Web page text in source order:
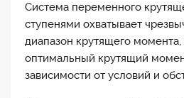
Как правило, натяжение
повороте ручки регулировки
часовой стрелке, что
ручки. Эта трудность
плавной системе
Система переменного
ступенями охватывает
диапазон крутящего
оптимальный крутящий
зависимости от условий и